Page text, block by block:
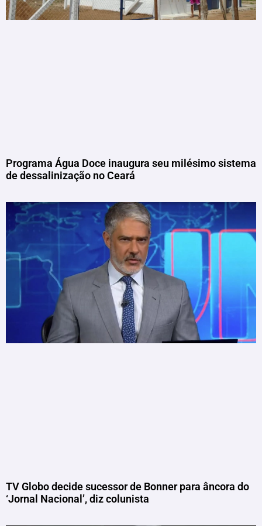
Programa Água Doce inaugura seu milésimo sistema
de dessalinização no Ceará
TV Globo decide sucessor de Bonner para âncora do
‘Jornal Nacional’, diz colunista